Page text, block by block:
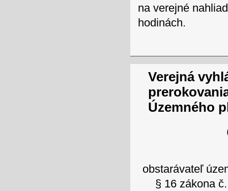
na verejné
hodinách.
Verejná
Územného
obstarávateľ
§ 16 zákona